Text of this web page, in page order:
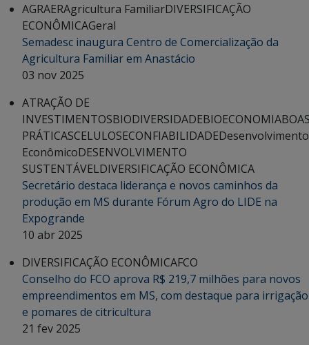
AGRAERAgricultura FamiliarDIVERSIFICAÇÃO
ECONÔMICAGeral
Semadesc inaugura Centro de Comercialização da
Agricultura Familiar em Anastácio
03 nov 2025
ATRAÇÃO DE
INVESTIMENTOSBIODIVERSIDADEBIOECONOMIA
PRÁTICASCELULOSECONFIABILIDADEDesenvolvimento
EconômicoDESENVOLVIMENTO
SUSTENTÁVELDIVERSIFICAÇÃO ECONÔMICA
Secretário destaca liderança e novos caminhos da
produção em MS durante Fórum Agro do LIDE na
Expogrande
10 abr 2025
DIVERSIFICAÇÃO ECONÔMICAFCO
Conselho do FCO aprova R$ 219,7 milhões para novos
empreendimentos em MS, com destaque para irrigação
e pomares de citricultura
21 fev 2025